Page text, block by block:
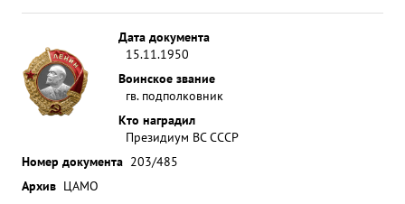
Дата документа
15.11.1950
Воинское звание
гв. подполковник
Кто наградил
Президиум ВС СССР
Номер документа 203/485
Архив ЦАМО